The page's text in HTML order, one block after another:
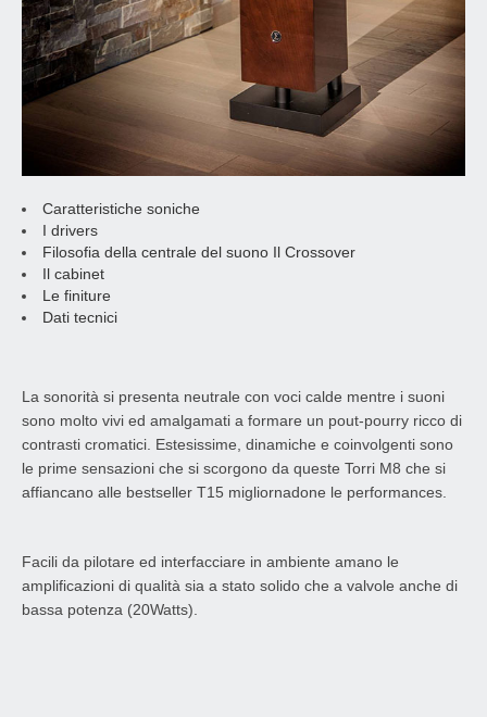
Caratteristiche soniche
I drivers
Filosofia della centrale del suono Il Crossover
Il cabinet
Le finiture
Dati tecnici
La sonorità si presenta neutrale con voci calde mentre i suoni
sono molto vivi ed amalgamati a formare un pout-pourry ricco di
contrasti cromatici. Estesissime, dinamiche e coinvolgenti sono
le prime sensazioni che si scorgono da queste Torri M8 che si
affiancano alle bestseller T15 migliornadone le performances.
Facili da pilotare ed interfacciare in ambiente amano le
amplificazioni di qualità sia a stato solido che a valvole anche di
bassa potenza (20Watts).